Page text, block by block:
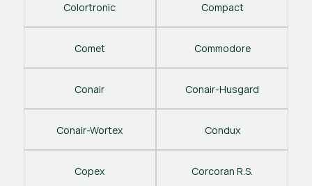
Colortronic Compact
Comet Commodore
Conair Conair-Husgard
Conair-Wortex Condux
Copex Corcoran R.S.